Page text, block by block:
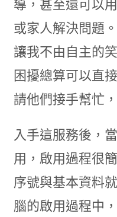
導，甚至還可以
或家人解決問題
讓我不由自主的
困擾總算可以直
請他們接手幫忙
入手這服務後，
用，啟用過程很
序號與基本資料
腦的啟用過程中